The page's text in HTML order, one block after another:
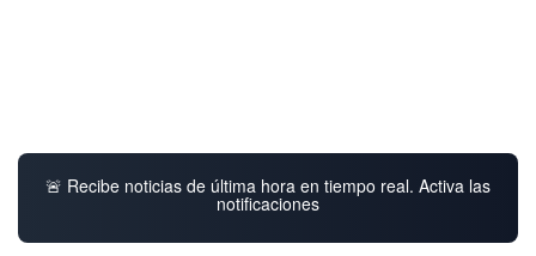
🚨 Recibe noticias de última hora en tiempo real. Activa las
notificaciones